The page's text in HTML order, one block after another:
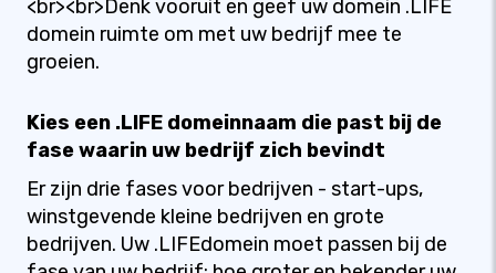
<br><br>Denk vooruit en geef uw domein .LIFE
domein ruimte om met uw bedrijf mee te
groeien.
Kies een .LIFE domeinnaam die past bij de
fase waarin uw bedrijf zich bevindt
Er zijn drie fases voor bedrijven - start-ups,
winstgevende kleine bedrijven en grote
bedrijven. Uw .LIFEdomein moet passen bij de